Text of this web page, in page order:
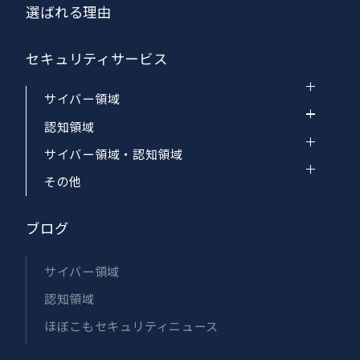
選ばれる理由
セキュリティサービス
サイバー領域
認知領域
サイバー領域・認知領域
その他
ブログ
サイバー領域
認知領域
ほぼこもセキュリティニュース